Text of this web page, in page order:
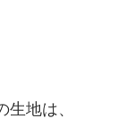
地は、